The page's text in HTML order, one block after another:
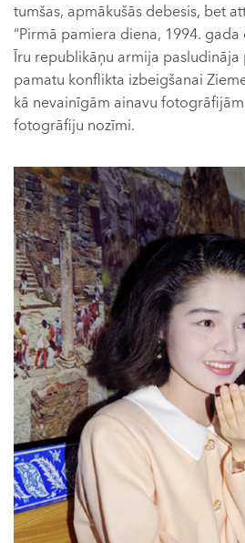
tumšas, apmākušās debesis, bet
“Pirmā pamiera diena, 1994. gada
Īru republikāņu armija pasludināja
pamatu konflikta izbeigšanai
kā nevainīgām ainavu
fotogrāfiju nozīmi.